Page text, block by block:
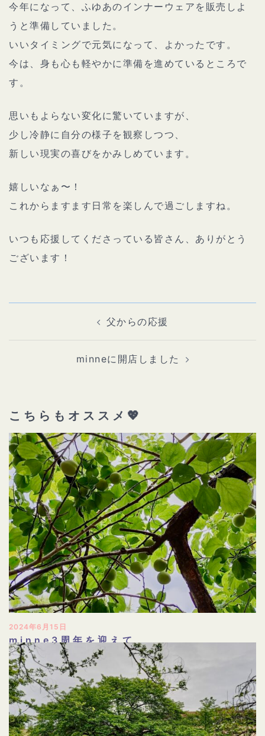
今年になって、ふゆあのインナーウェアを販売しよ
うと準備していました。
いいタイミングで元気になって、よかったです。
今は、身も心も軽やかに準備を進めているところで
す。
思いもよらない変化に驚いていますが、
少し冷静に自分の様子を観察しつつ、
新しい現実の喜びをかみしめています。
嬉しいなぁ〜！
これからますます日常を楽しんで過ごしますね。
いつも応援してくださっている皆さん、ありがとう
ございます！
投
ー
父からの応援
minneに開店しました
こちらもオススメ💖
2024年6月15日
minne3周年を迎えて